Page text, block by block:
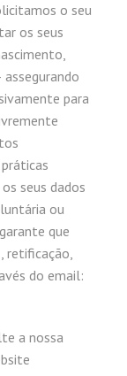
o seu
os seus
para
seus dados
ou
que
retificação,
do email:
a nossa